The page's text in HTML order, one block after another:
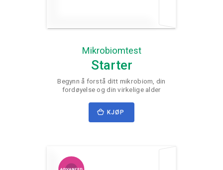
Mikrobiomtest
Starter
Begynn å forstå ditt mikrobiom, din
fordøyelse og din virkelige alder
KJØP